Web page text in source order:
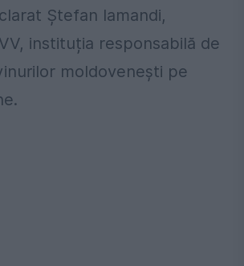
Ștefan Iamandi,
instituția responsabilă de
moldovenești pe